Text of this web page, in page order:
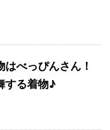
べっぴんさん！
する着物♪